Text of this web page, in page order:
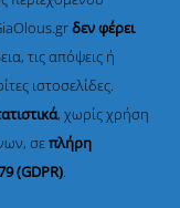
δεν φέρει
τις απόψεις ή
ιστοσελίδες.
, χωρίς χρήση
σεπλήρη
(GDPR).